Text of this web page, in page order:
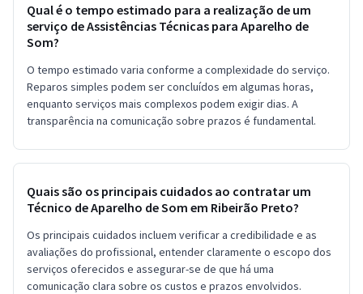
Qual é o tempo estimado para a realização de um
serviço de Assistências Técnicas para Aparelho de
Som?
O tempo estimado varia conforme a complexidade do serviço.
Reparos simples podem ser concluídos em algumas horas,
enquanto serviços mais complexos podem exigir dias. A
transparência na comunicação sobre prazos é fundamental.
Quais são os principais cuidados ao contratar um
Técnico de Aparelho de Som em Ribeirão Preto?
Os principais cuidados incluem verificar a credibilidade e as
avaliações do profissional, entender claramente o escopo dos
serviços oferecidos e assegurar-se de que há uma
comunicação clara sobre os custos e prazos envolvidos.